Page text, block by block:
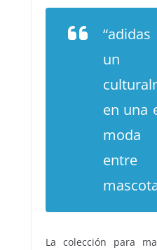
un
en una
moda
entre
La colección para